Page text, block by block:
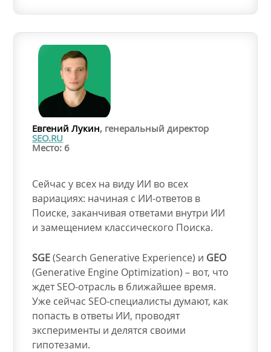
Евгений Лукин, генеральный директор
SEO.RU
Место: 6
Сейчас у всех на виду ИИ во всех
вариациях: начиная с ИИ-ответов в
Поиске, заканчивая ответами внутри ИИ
и замещением классического Поиска.
SGE(Search Generative Experience) и GEO
(Generative Engine Optimization) – вот, что
ждет SEO-отрасль в ближайшее время.
Уже сейчас SEO-специалисты думают, как
попасть в ответы ИИ, проводят
эксперименты и делятся своими
гипотезами.